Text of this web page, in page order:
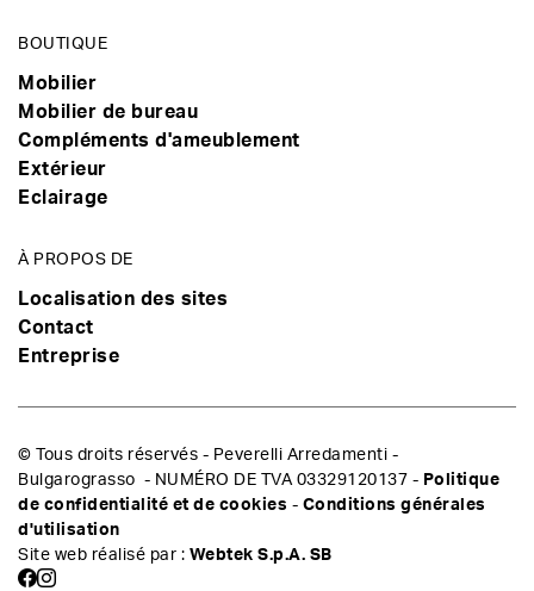
BOUTIQUE
Mobilier
Mobilier de bureau
Compléments d'ameublement
Extérieur
Eclairage
À PROPOS DE
Localisation des sites
Contact
Entreprise
© Tous droits réservés - Peverelli Arredamenti -
Bulgarograsso - NUMÉRO DE TVA 03329120137 - Politique
de confidentialité et de cookies - Conditions générales
d'utilisation
Site web réalisé par : Webtek S.p.A. SB